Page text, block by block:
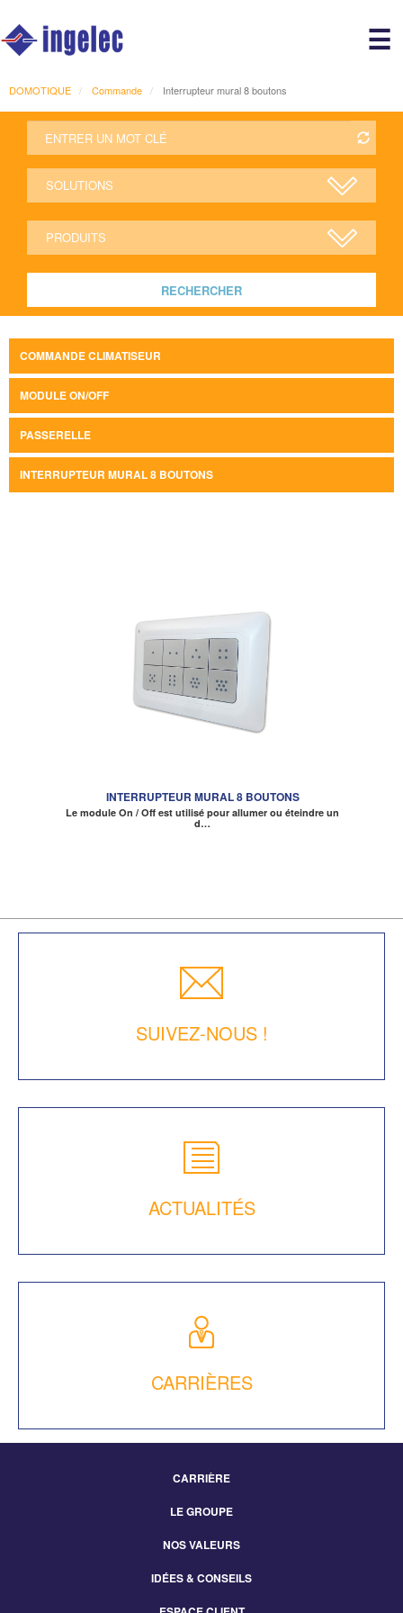
☰
DOMOTIQUE Commande Interrupteur mural 8 boutons
RECHERCHER
COMMANDE CLIMATISEUR
MODULE ON/OFF
PASSERELLE
INTERRUPTEUR MURAL 8 BOUTONS
INTERRUPTEUR MURAL 8 BOUTONS
Le module On / Off est utilisé pour allumer ou éteindre un
d…
SUIVEZ-NOUS !
ACTUALITÉS
CARRIÈRES
CARRIÈRE
LE GROUPE
NOS VALEURS
IDÉES & CONSEILS